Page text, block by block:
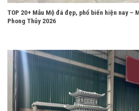
TOP 20+ Mẫu Mộ đá đẹp, phổ biến hiện nay –
Phong Thủy 2026